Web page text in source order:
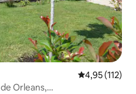
4,95 de uma
4,95 (112)
Orleans,